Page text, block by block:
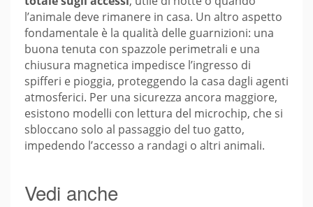
l’animale deve rimanere in casa. Un altro aspetto
fondamentale è la qualità delle guarnizioni: una
buona tenuta con spazzole perimetrali e una
chiusura magnetica impedisce l’ingresso di
spifferi e pioggia, proteggendo la casa dagli agenti
atmosferici. Per una sicurezza ancora maggiore,
esistono modelli con lettura del microchip, che si
sbloccano solo al passaggio del tuo gatto,
impedendo l’accesso a randagi o altri animali.
Vedi anche